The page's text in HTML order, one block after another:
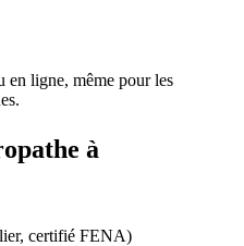
en ligne, même pour les
à
certifié FENA)